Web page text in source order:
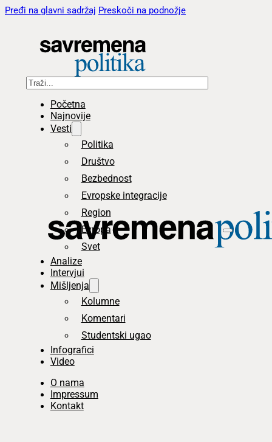
Pređi na glavni sadržaj Preskoči na podnožje
Pretraga
Početna
Najnovije
Vesti
Politika
Društvo
Bezbednost
Evropske integracije
Region
Evropa
Svet
Analize
Intervjui
Mišljenja
Kolumne
Komentari
Studentski ugao
Infografici
Video
O nama
Impressum
Kontakt